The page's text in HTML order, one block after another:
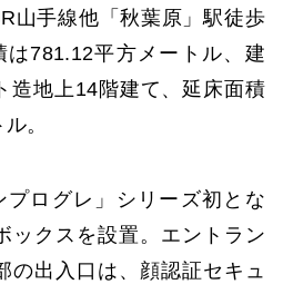
山手線他「秋葉原」駅徒歩
781.12平方メートル、建
造地上14階建て、延床面積
。
ログレ」シリーズ初とな
ックスを設置。エントラン
の出入口は、顔認証セキュ